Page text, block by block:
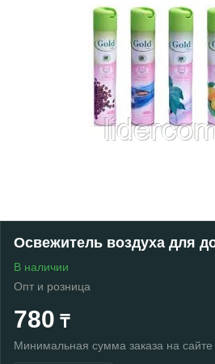
Освежитель воздуха для
В наличии
Опт и розница
780 ₸
Минимальная сумма заказа на